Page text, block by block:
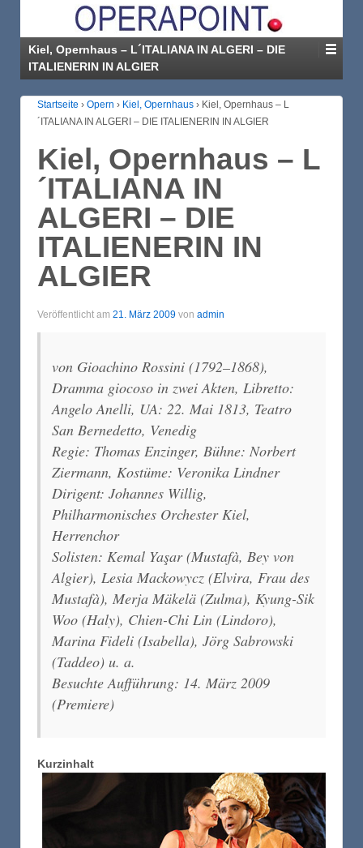
Kiel, Opernhaus – L´ITALIANA IN ALGERI – DIE
ITALIENERIN IN ALGIER
Startseite › Opern › Kiel, Opernhaus › Kiel, Opernhaus – L
´ITALIANA IN ALGERI – DIE ITALIENERIN IN ALGIER
Kiel, Opernhaus – L
´ITALIANA IN
ALGERI – DIE
ITALIENERIN IN
ALGIER
Veröffentlicht am 21. März 2009 von admin
von Gioachino Rossini (1792–1868),
Dramma giocoso in zwei Akten, Libretto:
Angelo Anelli, UA: 22. Mai 1813, Teatro
San Bernedetto, Venedig
Regie: Thomas Enzinger, Bühne: Norbert
Ziermann, Kostüme: Veronika Lindner
Dirigent: Johannes Willig,
Philharmonisches Orchester Kiel,
Herrenchor
Solisten: Kemal Yaşar (Mustafà, Bey von
Algier), Lesia Mackowycz (Elvira, Frau des
Mustafà), Merja Mäkelä (Zulma), Kyung-Sik
Woo (Haly), Chien-Chi Lin (Lindoro),
Marina Fideli (Isabella), Jörg Sabrowski
(Taddeo) u. a.
Besuchte Aufführung: 14. März 2009
(Premiere)
Kurzinhalt